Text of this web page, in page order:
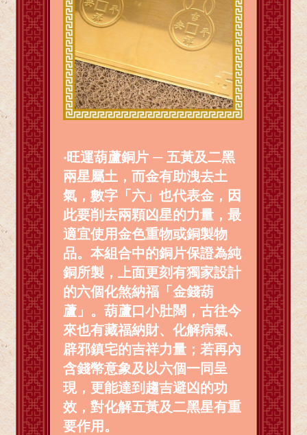
‧旺運葫蘆銅片 ─ 五黃及二黑
兩星屬土，而金有助洩去土
氣，數字「六」也代表金，因
此要削去兩顆凶星的力量，最
適宜使用金色重物或銅製物
品。本組合中的銅片保證為純
銅所製，上面更刻有獨家設計
的六個化煞納福「金錢葫
蘆」。葫蘆口小肚闊，古往今
來也有藏福納財、化解病氣、
辟邪鎮宅的吉祥力量；若再內
含錢幣意象及以六個一同呈
現，更能達到趨吉避凶的功
效，對化解五黃及二黑星有重
要作用。